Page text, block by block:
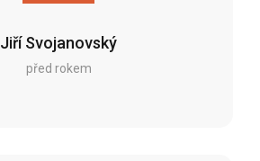
Jiří Svojanovský
před rokem